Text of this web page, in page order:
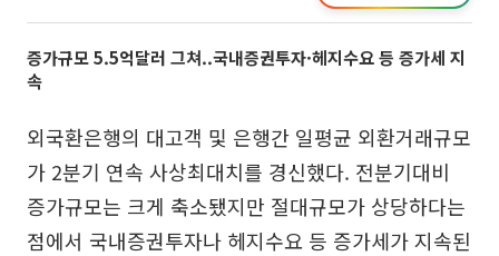
증가규모 5.5억달러 그쳐..국내증권투자·헤지수요 등 증가세 지
속
외국환은행의 대고객 및 은행간 일평균 외환거래규모
가 2분기 연속 사상최대치를 경신했다. 전분기대비
증가규모는 크게 축소됐지만 절대규모가 상당하다는
점에서 국내증권투자나 헤지수요 등 증가세가 지속된